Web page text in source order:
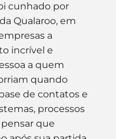
cunhado por
Qualaroo, em
a
incrível e
a quem
quando
de contatos e
processos
que